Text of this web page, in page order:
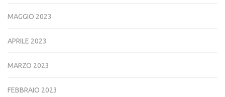
MAGGIO 2023
APRILE 2023
MARZO 2023
FEBBRAIO 2023